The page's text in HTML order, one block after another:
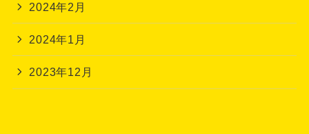
2024年2月
2024年1月
2023年12月